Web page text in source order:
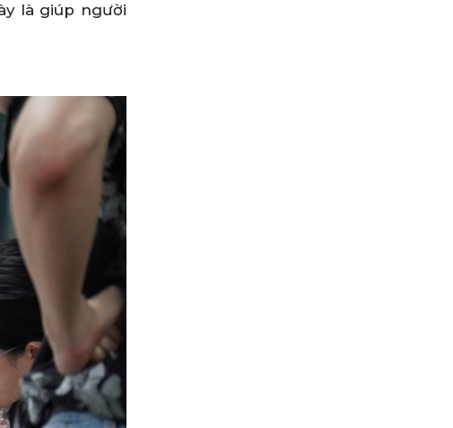
là giúp người